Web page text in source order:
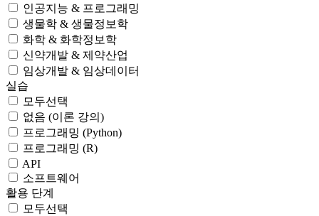
인공지능 & 프로그래밍
생물학 & 생물정보학
화학 & 화학정보학
신약개발 & 제약산업
임상개발 & 임상데이터
실습
모두선택
없음 (이론 강의)
프로그래밍 (Python)
프로그래밍 (R)
API
소프트웨어
활용 단계
모두선택